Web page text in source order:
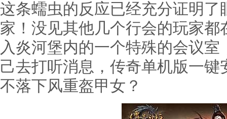
这条蠕虫的反应已经充分证明
家！没见其他几个行会的玩家
入炎河堡内的一个特殊的会议
己去打听消息，传奇单机版一
不落下风重盔甲女？